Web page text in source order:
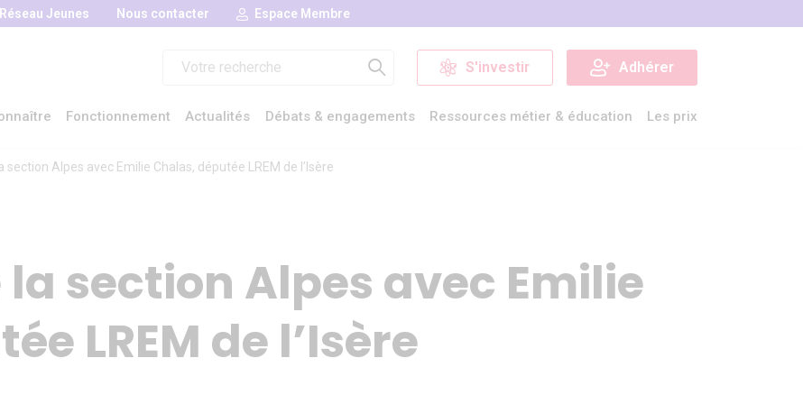
Réseau Jeunes Nous contacter Espace Membre
S'investir Adhérer
Fonctionnement Actualités Débats & engagements Ressources métier & éducation Les prix
section Alpes avec Emilie Chalas, députée LREM de l’Isère
section Alpes avec Emilie
LREM de l’Isère